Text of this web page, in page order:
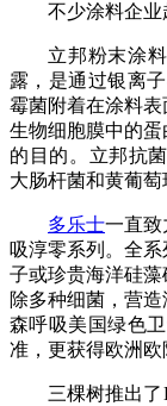
不少涂料企业
立邦粉末涂
露，是通过银离
霉菌附着在涂料
生物细胞膜中的
的目的。立邦抗
大肠杆菌和黄葡萄
多乐士一直致
吸淳零系列。全
子或珍贵海洋硅
除多种细菌，营
森呼吸美国绿色
准，更获得欧洲欧
三棵树推出